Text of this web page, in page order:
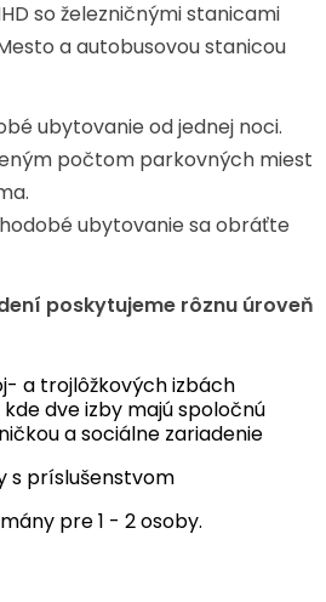
so železničnými stanicami
a autobusovou stanicou
ubytovanie od jednej noci.
počtom parkovných miest
ubytovanie sa obráťte
poskytujeme rôznu úroveň
a trojlôžkových izbách
dve izby majú spoločnú
a sociálne zariadenie
s príslušenstvom
pre 1 - 2 osoby.